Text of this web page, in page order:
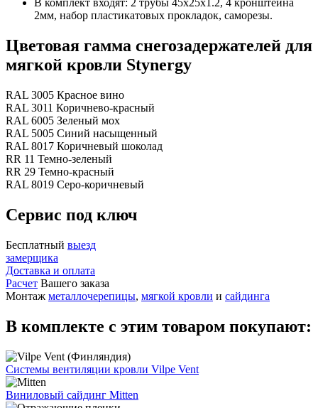
В комплект входят: 2 трубы 45х25х1.2, 4 кронштейна
2мм, набор пластикатовых прокладок, саморезы.
Цветовая гамма снегозадержателей для
мягкой кровли Stynergy
RAL 3005 Красное вино
RAL 3011 Коричнево-красный
RAL 6005 Зеленый мох
RAL 5005 Синий насыщенный
RAL 8017 Коричневый шоколад
RR 11 Темно-зеленый
RR 29 Темно-красный
RAL 8019 Серо-коричневый
Сервис под ключ
Бесплатный выезд
замерщика
Доставка и оплата
Расчет Вашего заказа
Монтаж металлочерепицы, мягкой кровли и сайдинга
В комплекте с этим товаром покупают:
Системы вентиляции кровли Vilpe Vent
Виниловый сайдинг Mitten